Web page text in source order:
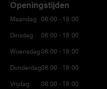
Openingstijden
Maandag
Dinsdag
Woensdag
Donderdag
Vrijdag
08:00 - 18:00
08:00 - 18:00
08:00 - 18:00
08:00 - 18:00
08:00 - 18:00